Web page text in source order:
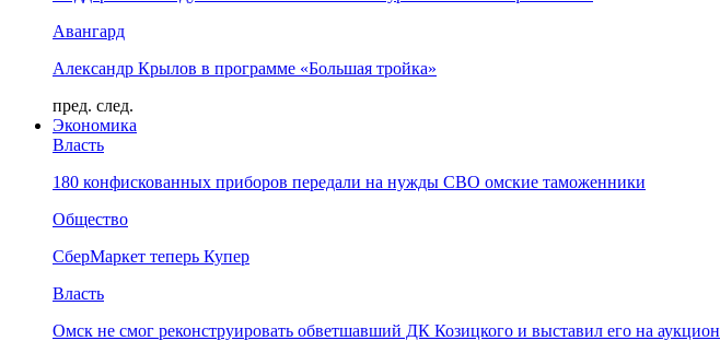
Авангард
Александр Крылов в программе «Большая тройка»
пред. след.
Экономика
Власть
180 конфискованных приборов передали на нужды СВО омские таможенники
Общество
СберМаркет теперь Купер
Власть
Омск не смог реконструировать обветшавший ДК Козицкого и выставил его на аукцион